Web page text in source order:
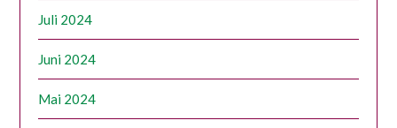
Juli 2024
Juni 2024
Mai 2024